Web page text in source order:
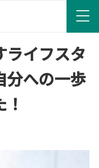
ライフスタ
分への一歩